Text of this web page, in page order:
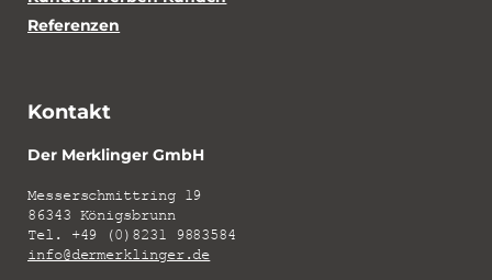
Referenzen
Kontakt
Der Merklinger GmbH
Messerschmittring 19
86343 Königsbrunn
Tel. +49 (0)8231 9883584
info@dermerklinger.de